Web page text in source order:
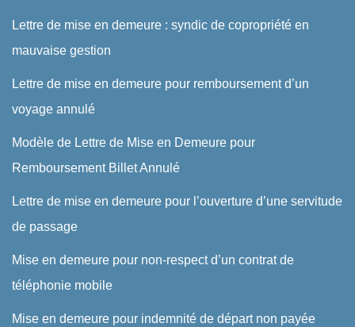
Lettre de mise en demeure : syndic de copropriété en
mauvaise gestion
Lettre de mise en demeure pour remboursement d’un
voyage annulé
Modèle de Lettre de Mise en Demeure pour
Remboursement Billet Annulé
Lettre de mise en demeure pour l’ouverture d’une servitude
de passage
Mise en demeure pour non-respect d’un contrat de
téléphonie mobile
Mise en demeure pour indemnité de départ non payée